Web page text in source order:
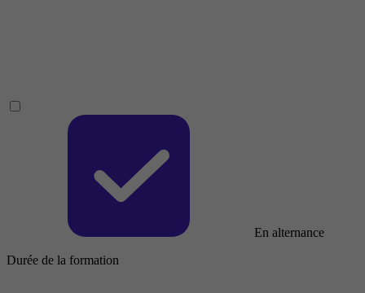
En alternance
Durée de la formation